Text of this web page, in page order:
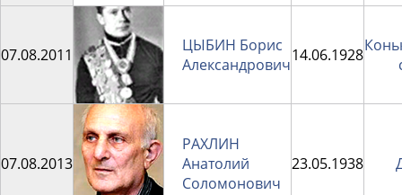
07.08.2011
ЦЫБИН Борис
Александрович14.06.1928
07.08.2013
РАХЛИН
Анатолий
Соломонович
23.05.1938